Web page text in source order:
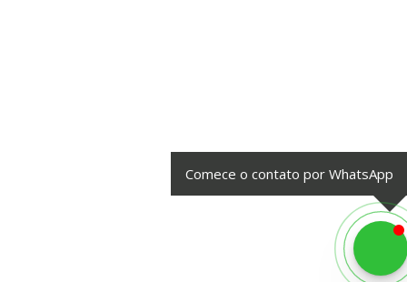
Comece o contato por WhatsApp